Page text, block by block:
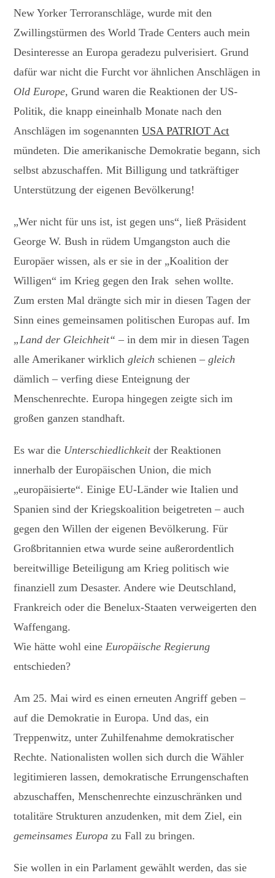
New Yorker Terroranschläge, wurde mit den
Zwillingstürmen des World Trade Centers auch mein
Desinteresse an Europa geradezu pulverisiert. Grund
dafür war nicht die Furcht vor ähnlichen Anschlägen in
Old Europe, Grund waren die Reaktionen der US-
Politik, die knapp eineinhalb Monate nach den
Anschlägen im sogenanntenUSA PATRIOT Act
mündeten. Die amerikanische Demokratie begann, sich
selbst abzuschaffen. Mit Billigung und tatkräftiger
Unterstützung der eigenen Bevölkerung!
„Wer nicht für uns ist, ist gegen uns“, ließ Präsident
George W. Bush in rüdem Umgangston auch die
Europäer wissen, als er sie in der „Koalition der
Willigen“ im Krieg gegen den Irak sehen wollte.
Zum ersten Mal drängte sich mir in diesen Tagen der
Sinn eines gemeinsamen politischen Europas auf. Im
„Land der Gleichheit“– in dem mir in diesen Tagen
alle Amerikaner wirklichgleich schienen –gleich
dämlich – verfing diese Enteignung der
Menschenrechte. Europa hingegen zeigte sich im
großen ganzen standhaft.
Es war die Unterschiedlichkeitder Reaktionen
innerhalb der Europäischen Union, die mich
„europäisierte“. Einige EU-Länder wie Italien und
Spanien sind der Kriegskoalition beigetreten – auch
gegen den Willen der eigenen Bevölkerung. Für
Großbritannien etwa wurde seine außerordentlich
bereitwillige Beteiligung am Krieg politisch wie
finanziell zum Desaster. Andere wie Deutschland,
Frankreich oder die Benelux-Staaten verweigerten den
Waffengang.
Wie hätte wohl eine Europäische Regierung
entschieden?
Am 25. Mai wird es einen erneuten Angriff geben –
auf die Demokratie in Europa. Und das, ein
Treppenwitz, unter Zuhilfenahme demokratischer
Rechte. Nationalisten wollen sich durch die Wähler
legitimieren lassen, demokratische Errungenschaften
abzuschaffen, Menschenrechte einzuschränken und
totalitäre Strukturen anzudenken, mit dem Ziel, ein
gemeinsames Europa zu Fall zu bringen.
Sie wollen in ein Parlament gewählt werden, das sie